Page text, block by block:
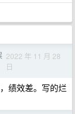
2022 年 11 月 28
日
绩效差。写的烂